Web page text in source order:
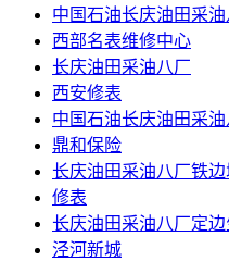
中国石油长庆油田采油
西部名表维修中心
长庆油田采油八厂
西安修表
中国石油长庆油田采
鼎和保险
长庆油田采油八厂铁
修表
长庆油田采油八厂定
泾河新城